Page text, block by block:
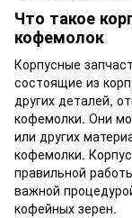
Что такое
кофемолок
Корпусные
состоящие из
других деталей,
кофемолки. Они
или других
кофемолки.
правильной
важной
кофейных зерен.